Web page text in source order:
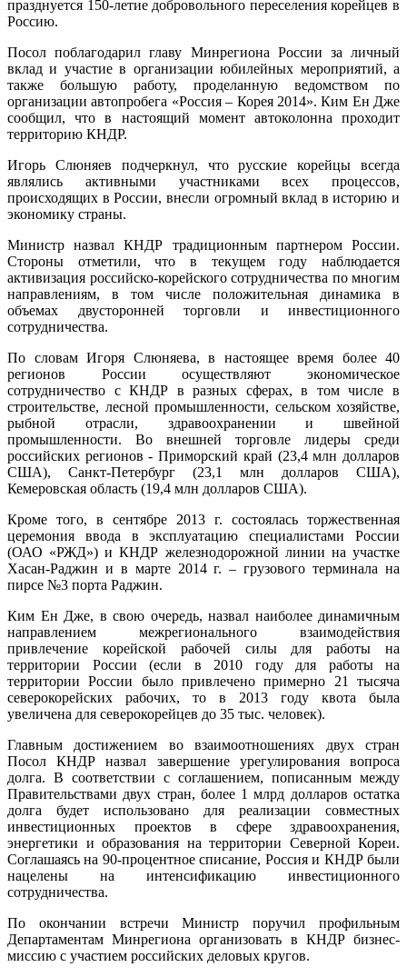
празднуется 150-летие добровольного переселения корейцев в
Россию.
Посол поблагодарил главу Минрегиона России за личный
вклад и участие в организации юбилейных мероприятий, а
также большую работу, проделанную ведомством по
организации автопробега «Россия – Корея 2014». Ким Ен Дже
сообщил, что в настоящий момент автоколонна проходит
территорию КНДР.
Игорь Слюняев подчеркнул, что русские корейцы всегда
являлись активными участниками всех процессов,
происходящих в России, внесли огромный вклад в историю и
экономику страны.
Министр назвал КНДР традиционным партнером России.
Стороны отметили, что в текущем году наблюдается
активизация российско-корейского сотрудничества по многим
направлениям, в том числе положительная динамика в
объемах двусторонней торговли и инвестиционного
сотрудничества.
По словам Игоря Слюняева, в настоящее время более 40
регионов России осуществляют экономическое
сотрудничество с КНДР в разных сферах, в том числе в
строительстве, лесной промышленности, сельском хозяйстве,
рыбной отрасли, здравоохранении и швейной
промышленности. Во внешней торговле лидеры среди
российских регионов - Приморский край (23,4 млн долларов
США), Санкт-Петербург (23,1 млн долларов США),
Кемеровская область (19,4 млн долларов США).
Кроме того, в сентябре 2013 г. состоялась торжественная
церемония ввода в эксплуатацию специалистами России
(ОАО «РЖД») и КНДР железнодорожной линии на участке
Хасан-Раджин и в марте 2014 г. – грузового терминала на
пирсе №3 порта Раджин.
Ким Ен Дже, в свою очередь, назвал наиболее динамичным
направлением межрегионального взаимодействия
привлечение корейской рабочей силы для работы на
территории России (если в 2010 году для работы на
территории России было привлечено примерно 21 тысяча
северокорейских рабочих, то в 2013 году квота была
увеличена для северокорейцев до 35 тыс. человек).
Главным достижением во взаимоотношениях двух стран
Посол КНДР назвал завершение урегулирования вопроса
долга. В соответствии с соглашением, пописанным между
Правительствами двух стран, более 1 млрд долларов остатка
долга будет использовано для реализации совместных
инвестиционных проектов в сфере здравоохранения,
энергетики и образования на территории Северной Кореи.
Соглашаясь на 90-процентное списание, Россия и КНДР были
нацелены на интенсификацию инвестиционного
сотрудничества.
По окончании встречи Министр поручил профильным
Департаментам Минрегиона организовать в КНДР бизнес-
миссию с участием российских деловых кругов.